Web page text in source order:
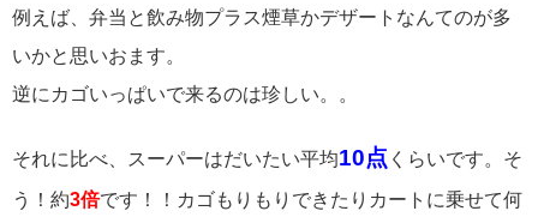
例えば、弁当と飲み物プラス煙草かデザートなんてのが多
いかと思いおます。
逆にカゴいっぱいで来るのは珍しい。。
それに比べ、スーパーはだいたい平均10点 くらいです。そ
う！約3倍です！！カゴもりもりできたりカートに乗せて何